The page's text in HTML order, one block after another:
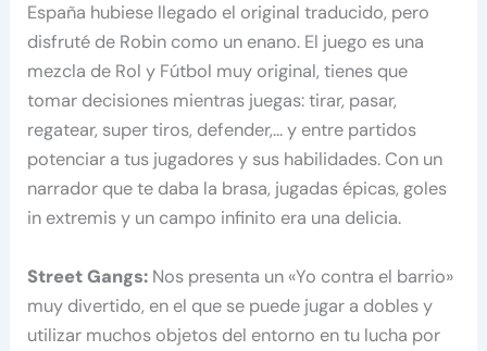
España hubiese llegado el original traducido, pero
disfruté de Robin como un enano. El juego es una
mezcla de Rol y Fútbol muy original, tienes que
tomar decisiones mientras juegas: tirar, pasar,
regatear, super tiros, defender,… y entre partidos
potenciar a tus jugadores y sus habilidades. Con un
narrador que te daba la brasa, jugadas épicas, goles
in extremis y un campo infinito era una delicia.
Street Gangs: Nos presenta un «Yo contra el barrio»
muy divertido, en el que se puede jugar a dobles y
utilizar muchos objetos del entorno en tu lucha por